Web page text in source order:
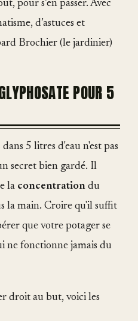
pour s’en passer. Avec
d’astuces et
Brochier (le jardinier)
POUR 5
dans 5 litres d'eau n'est pas
secret bien gardé. Il
la concentration du
la main. Croire qu'il suffit
que votre potager se
ne fonctionne jamais du
droit au but, voici les